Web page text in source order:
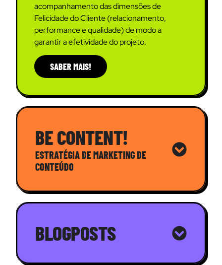
acompanhamento das dimensões de
Felicidade do Cliente (relacionamento,
performance e qualidade) de modo a
garantir a efetividade do projeto.
SABER MAIS!
BE CONTENT!
ESTRATÉGIA DE MARKETING DE
CONTEÚDO
BLOGPOSTS